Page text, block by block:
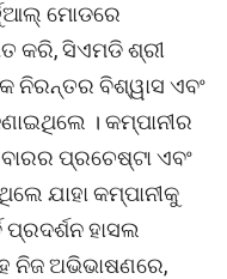
ମୋଡରେ
କରି, ସିଏମଡି ଶ୍ରୀ
ନିରନ୍ତର ବିଶ୍ୱାସ ଏବଂ
। କମ୍ପାନୀର
ପ୍ରଚେଷ୍ଟା ଏବଂ
ଯାହା କମ୍ପାନୀକୁ
ହାସଲ
ନିଜ ଅଭିଭାଷଣରେ,